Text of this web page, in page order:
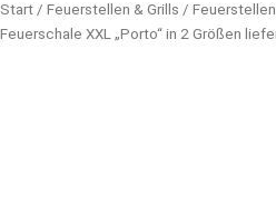
Start / Feuerstellen & Grills /
Feuerschale XXL „Porto“ in 2 Größen